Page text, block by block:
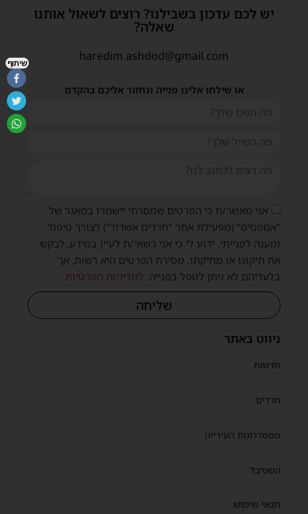
ניווט באתר
חדשות
חרדים
ממסדרונות העירייה
השטיבל
תנאי שימוש
יש לכם עדכון בשבילנו? רוצים לשאול אותנו
שאלה?
haredim.ashdod@gmail.com
או שילחו אלינו פנייה ונחזור אליכם בהקדם
אני מאשר/ת כי הפרטים שמסרתי יישמרו במאגר של
"אמפסיס" (מפעילת אתר "חרדים אשדוד") לצורך טיפול
ומענה לפנייתי. ידוע לי כי אני רשאי/ת לעיין במידע, לבקש
את תיקונו או מחיקתו. מסירת הפרטים היא רשות, אך
בלעדיהם לא ניתן לטפל בפנייה. למדיניות הפרטיות.
שליחה
שיתוף